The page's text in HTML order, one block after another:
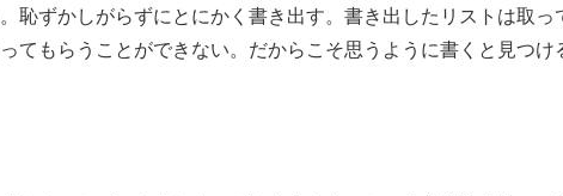
恥ずかしがらずにとにかく書き出す。書き出したリストは取
てもらうことができない。だからこそ思うように書くと見つけ